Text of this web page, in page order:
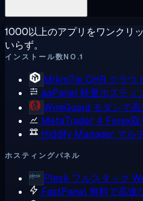
1000以上のアプリをワンクリ
いらず。
インストール数NO.1
MikroTik CHR クラウ
aaPanel軽量ホスティ
WireGuard モダンで
MetaTrader 4 Forex取
Hiddify Manager マル
ホスティングパネル
Plesk フルスタック
FastPanel無料で高速